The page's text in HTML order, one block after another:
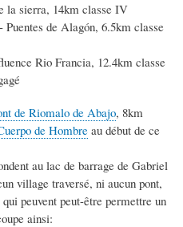
la sierra, 14km classe IV
Puentes de Alagón, 6.5km classe
Rio Francia, 12.4km classe
de Riomalo de Abajo, 8km
de Hombre au début de ce
au lac de barrage de Gabriel
village traversé, ni aucun pont,
peuvent peut-être permettre un
ainsi: